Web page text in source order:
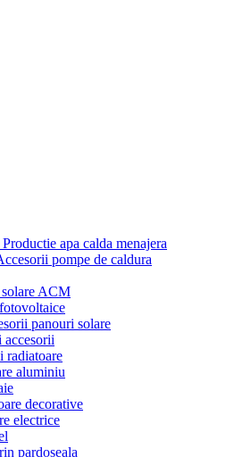
Productie apa calda menajera
pompe de caldura
ACM
panouri solare
accesorii
radiatoare
aluminiu
decorative
electrice
pardoseala